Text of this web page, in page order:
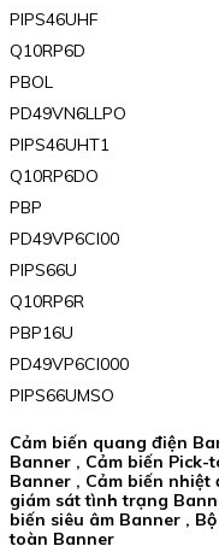
PIPS46UHF
Q10RP6D
PBOL
PD49VN6LLPO
PIPS46UHT1
Q10RP6DO
PBP
PD49VP6Cl00
PIPS66U
Q10RP6R
PBP16U
PD49VP6Cl000
PIPS66UMSO
Cảm biến quang điện
Banner , Cảm biến
Banner , Cảm biến nhiệt
giám sát tình trạng
biến siêu âm Banner ,
toàn Banner